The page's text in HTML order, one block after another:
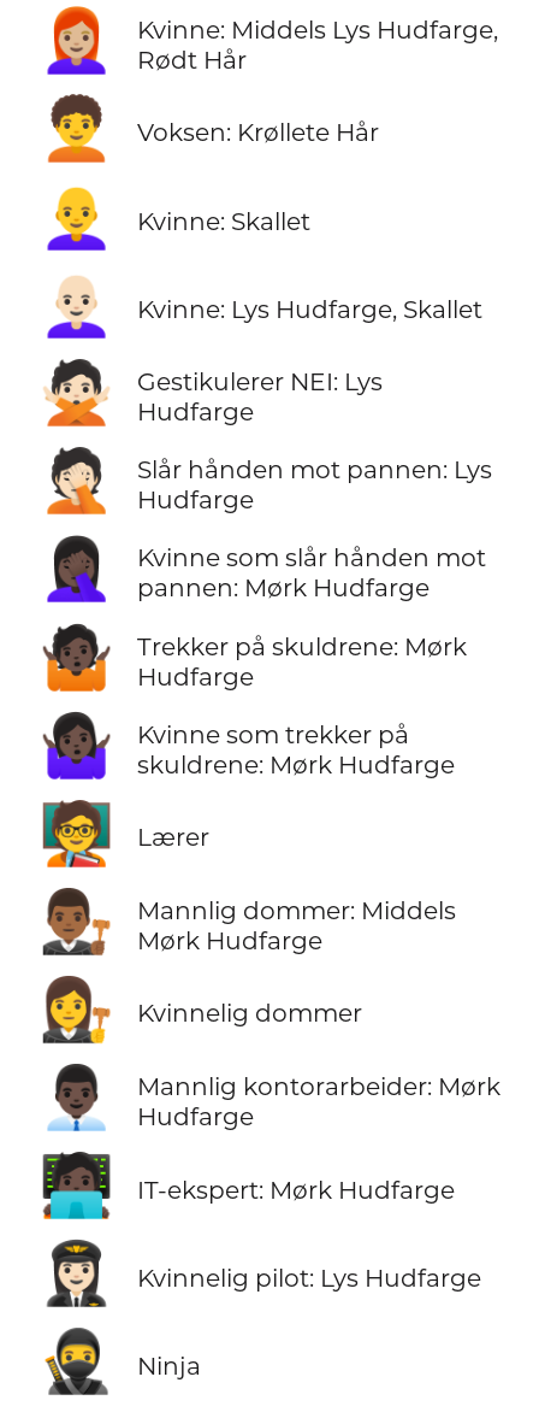
👩🏼‍🦰
Kvinne: Middels Lys Hudfarge,
Rødt Hår
🧑‍🦱 Voksen: Krøllete Hår
👩‍🦲 Kvinne: Skallet
👩🏻‍🦲 Kvinne: Lys Hudfarge, Skallet
🙅🏻
Gestikulerer NEI: Lys
Hudfarge
🤦🏻
Slår hånden mot pannen: Lys
Hudfarge
🤦🏿‍♀️
Kvinne som slår hånden mot
pannen: Mørk Hudfarge
🤷🏿
Trekker på skuldrene: Mørk
Hudfarge
🤷🏿‍♀️
Kvinne som trekker på
skuldrene: Mørk Hudfarge
🧑‍🏫 Lærer
👨🏾‍⚖️
Mannlig dommer: Middels
Mørk Hudfarge
👩‍⚖️ Kvinnelig dommer
👨🏿‍💼
Mannlig kontorarbeider: Mørk
Hudfarge
🧑🏿‍💻 IT-ekspert: Mørk Hudfarge
👩🏻‍✈️ Kvinnelig pilot: Lys Hudfarge
🥷 Ninja